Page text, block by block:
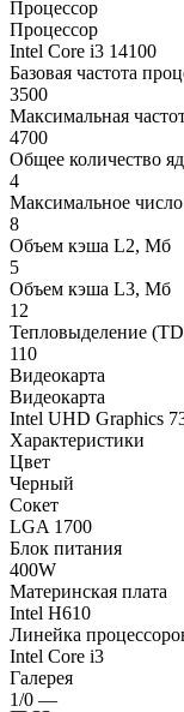
Процессор
Процессор
Intel Core i3 14100
Базовая частота
3500
Максимальная
4700
Общее количество
4
Максимальное
8
Объем кэша L2, Мб
5
Объем кэша L3, Мб
12
Тепловыделение
110
Видеокарта
Видеокарта
Intel UHD Graphics
Характеристики
Цвет
Черный
Сокет
LGA 1700
Блок питания
400W
Материнская плата
Intel H610
Линейка
Intel Core i3
Галерея
1/0 —